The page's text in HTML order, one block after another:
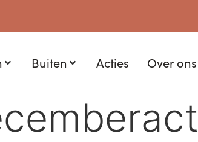
Buiten Acties Over ons